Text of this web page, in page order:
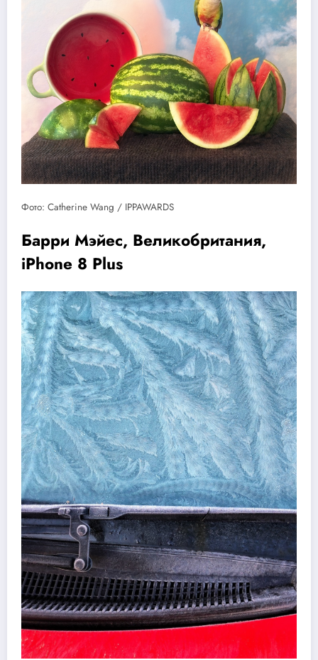
Фото: Catherine Wang / IPPAWARDS
Барри Мэйес, Великобритания,
iPhone 8 Plus